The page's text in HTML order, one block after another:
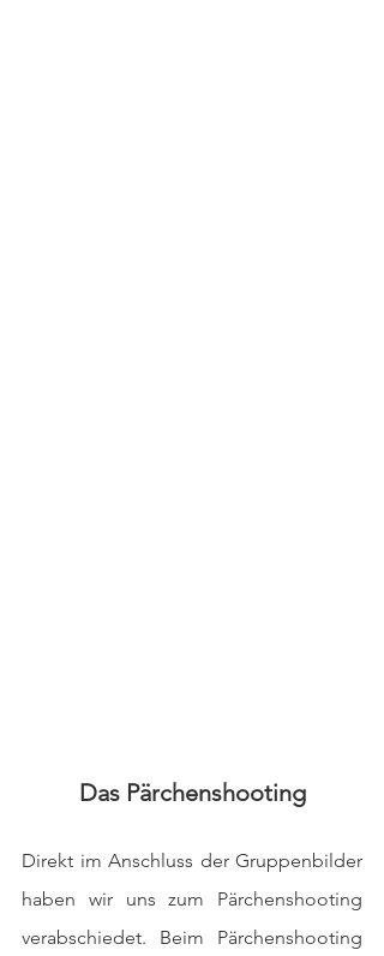
Das Pärchenshooting
Direkt im Anschluss der Gruppenbilder
haben wir uns zum Pärchenshooting
verabschiedet. Beim Pärchenshooting